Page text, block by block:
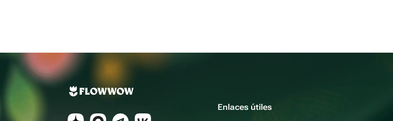
Enlaces útiles